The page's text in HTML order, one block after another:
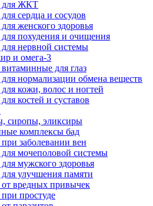
для ЖКТ
сердца и сосудов
женского здоровья
похудения и очищения
нервной системы
и омега-3
для глаз
нормализации обмена веществ
кожи, волос и ногтей
костей и суставов
сиропы, эликсиры
комплексы бад
заболевании вен
мочеполовой системы
мужского здоровья
улучшения памяти
вредных привычек
простуде